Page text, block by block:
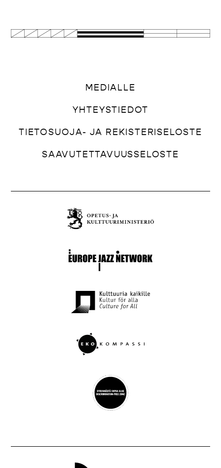
MEDIALLE
YHTEYSTIEDOT
TIETOSUOJA- JA REKISTERISELOSTE
SAAVUTETTAVUUSSELOSTE